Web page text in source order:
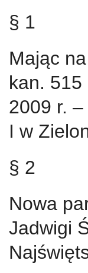
§ 1
Mając
kan.
2009 r.
I w
§ 2
Nowa
Jadwigi